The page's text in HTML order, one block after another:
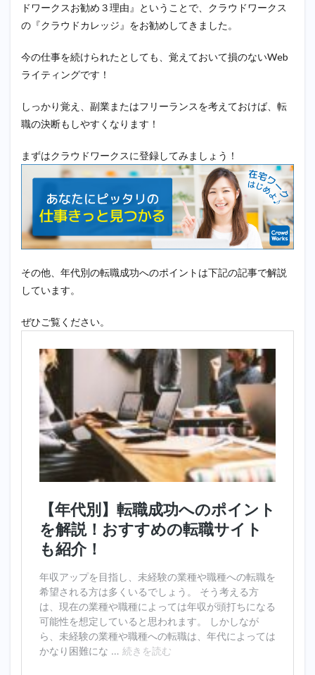
ドワークスお勧め３理由』ということで、クラウドワークス
の『クラウドカレッジ』をお勧めしてきました。
今の仕事を続けられたとしても、覚えておいて損のないWeb
ライティングです！
しっかり覚え、副業またはフリーランスを考えておけば、転
職の決断もしやすくなります！
まずはクラウドワークスに登録してみましょう！
その他、年代別の転職成功へのポイントは下記の記事で解説
しています。
ぜひご覧ください。